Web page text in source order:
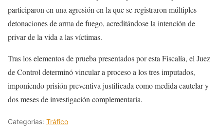
participaron en una agresión en la que se registraron múltiples
detonaciones de arma de fuego, acreditándose la intención de
privar de la vida a las víctimas.
Tras los elementos de prueba presentados por esta Fiscalía, el Juez
de Control determinó vincular a proceso a los tres imputados,
imponiendo prisión preventiva justificada como medida cautelar y
dos meses de investigación complementaria.
Categorías: Tráfico